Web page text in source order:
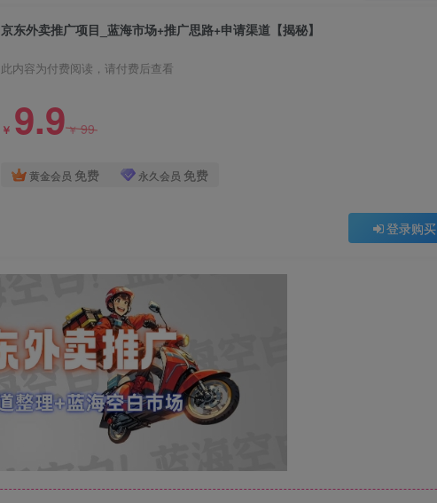
京东外卖推广项目_蓝海市场+推广思路+申请渠道【揭秘】
此内容为付费阅读，请付费后查看
￥ 9.9￥99
黄金会员 免费 永久会员 免费
登录购买